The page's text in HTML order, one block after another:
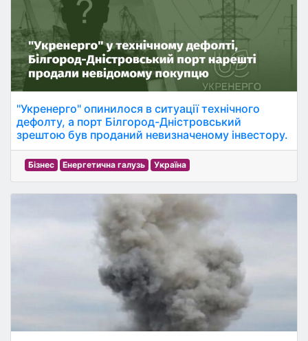
"Укренерго" опинилося в ситуації технічного
дефолту, а порт Білгород-Дністровський
зрештою був проданий невизначеному інвестору.
Бізнес Енергетична галузь Україна